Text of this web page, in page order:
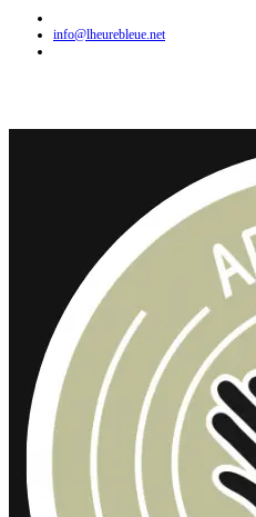
info@lheurebleue.net